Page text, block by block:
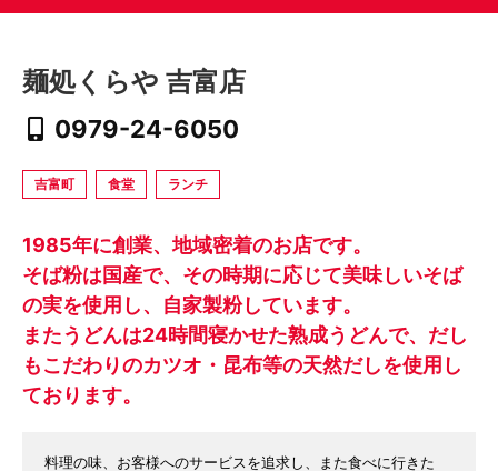
麺処くらや 吉富店
0979-24-6050
吉富町 食堂 ランチ
1985年に創業、地域密着のお店です。
そば粉は国産で、その時期に応じて美味しいそば
の実を使用し、自家製粉しています。
またうどんは24時間寝かせた熟成うどんで、だし
もこだわりのカツオ・昆布等の天然だしを使用し
ております。
料理の味、お客様へのサービスを追求し、また食べに行きた